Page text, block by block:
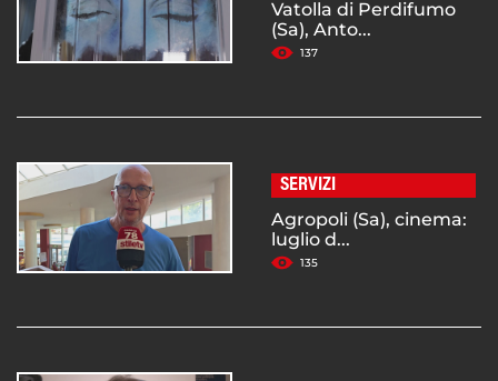
Vatolla di Perdifumo
(Sa), Anto...
137
SERVIZI
Agropoli (Sa), cinema:
luglio d...
135